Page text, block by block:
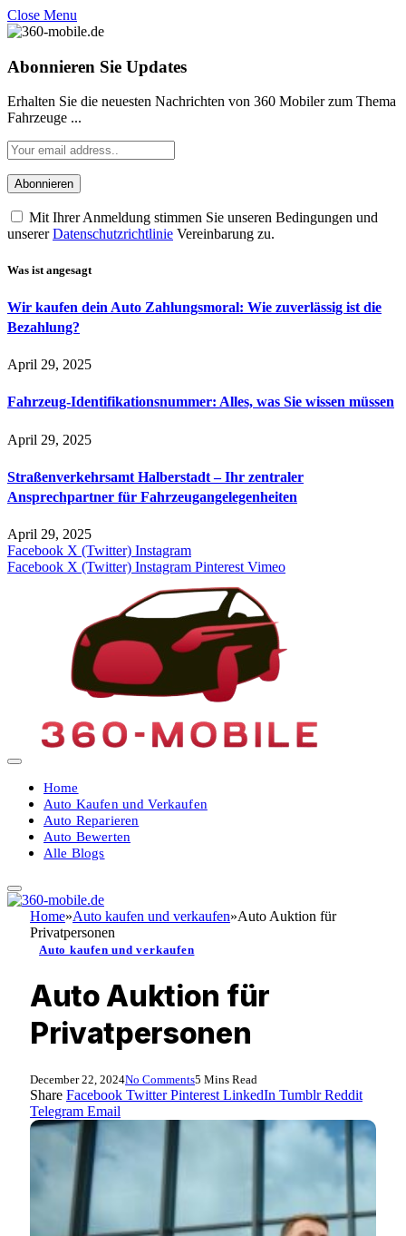
Close Menu
Abonnieren Sie Updates
Erhalten Sie die neuesten Nachrichten von 360 Mobiler zum Thema
Fahrzeuge ...
Mit Ihrer Anmeldung stimmen Sie unseren Bedingungen und
unsererDatenschutzrichtlinie Vereinbarung zu.
Was ist angesagt
Wir kaufen dein Auto Zahlungsmoral: Wie zuverlässig ist die
Bezahlung?
April 29, 2025
Fahrzeug-Identifikationsnummer: Alles, was Sie wissen müssen
April 29, 2025
Straßenverkehrsamt Halberstadt – Ihr zentraler
Ansprechpartner für Fahrzeugangelegenheiten​
April 29, 2025
Facebook X (Twitter) Instagram
Facebook X (Twitter) Instagram Pinterest Vimeo
Home
Auto Kaufen und Verkaufen
Auto Reparieren
Auto Bewerten
Alle Blogs
Home»Auto kaufen und verkaufen»Auto Auktion für
Privatpersonen
Auto kaufen und verkaufen
Auto Auktion für
Privatpersonen
December 22, 2024No Comments5 Mins Read
Share Facebook Twitter Pinterest LinkedIn Tumblr Reddit
Telegram Email